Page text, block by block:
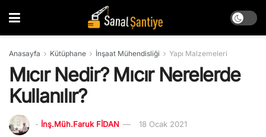
Anasayfa Kütüphane İnşaat Mühendisliği Yapı Malzemeleri
Mıcır Nedir? Mıcır Nerelerde
Kullanılır?
- İnş.Müh.Faruk FİDAN 18 Ocak 2021